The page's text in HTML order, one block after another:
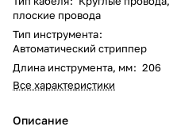
плоские провода
Тип инструмента:
Автоматический стриппер
Длина инструмента, мм: 206
Все характеристики
Описание